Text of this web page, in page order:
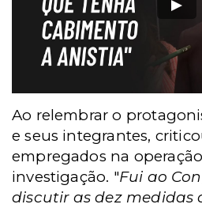
Ao relembrar o
e seus integrantes,
empregados na
investigação. "Fui ao
discutir as dez medidas